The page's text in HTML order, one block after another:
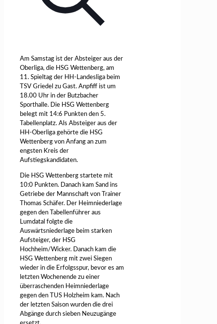
Am Samstag ist der Absteiger aus der
Oberliga, die HSG Wettenberg, am
11. Spieltag der HH-Landesliga beim
TSV Griedel zu Gast. Anpfiff ist um
18.00 Uhr in der Butzbacher
Sporthalle. Die HSG Wettenberg
belegt mit 14:6 Punkten den 5.
Tabellenplatz. Als Absteiger aus der
HH-Oberliga gehörte die HSG
Wettenberg von Anfang an zum
engsten Kreis der
Aufstiegskandidaten.
Die HSG Wettenberg startete mit
10:0 Punkten. Danach kam Sand ins
Getriebe der Mannschaft von Trainer
Thomas Schäfer. Der Heimniederlage
gegen den Tabellenführer aus
Lumdatal folgte die
Auswärtsniederlage beim starken
Aufsteiger, der HSG
Hochheim/Wicker. Danach kam die
HSG Wettenberg mit zwei Siegen
wieder in die Erfolgsspur, bevor es am
letzten Wochenende zu einer
überraschenden Heimniederlage
gegen den TUS Holzheim kam. Nach
der letzten Saison wurden die drei
Abgänge durch sieben Neuzugänge